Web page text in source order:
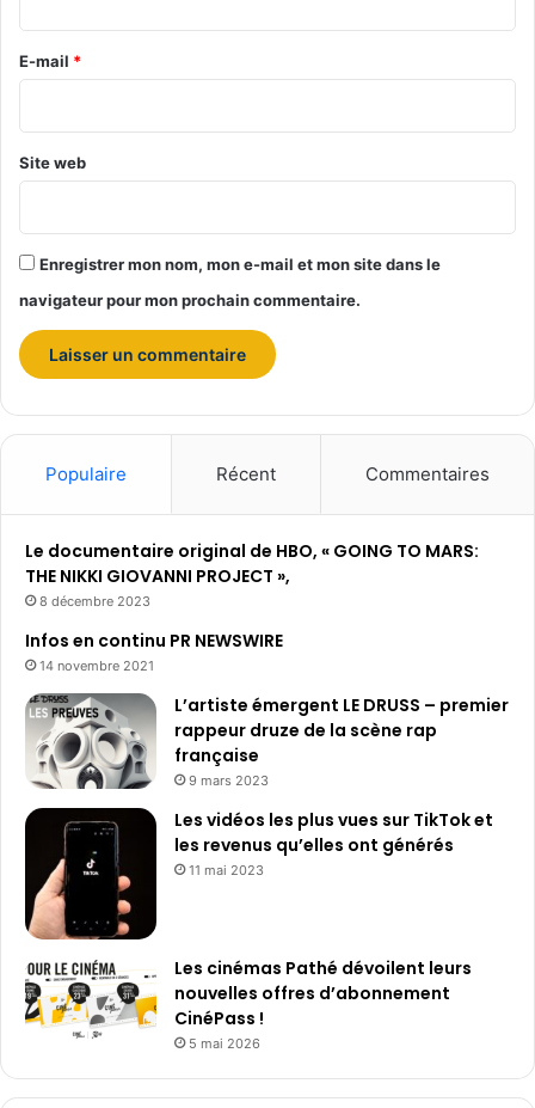
i
s
d
e
e
b
r
e
E-mail *
Site web
Enregistrer mon nom, mon e-mail et mon site dans le
navigateur pour mon prochain commentaire.
Populaire Récent Commentaires
Le documentaire original de HBO, « GOING TO MARS:
THE NIKKI GIOVANNI PROJECT »,
8 décembre 2023
Infos en continu PR NEWSWIRE
14 novembre 2021
L’artiste émergent LE DRUSS – premier
rappeur druze de la scène rap
française
9 mars 2023
Les vidéos les plus vues sur TikTok et
les revenus qu’elles ont générés
11 mai 2023
Les cinémas Pathé dévoilent leurs
nouvelles offres d’abonnement
CinéPass !
5 mai 2026